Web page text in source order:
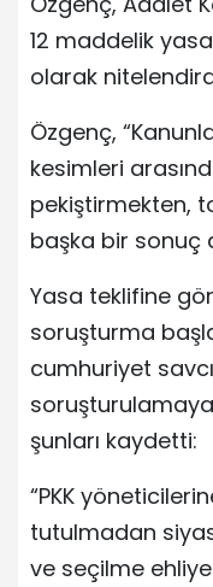
12 maddelik
olarak
Özgenç,
kesimleri
pekiştirmekten,
başka bir sonuç
Yasa teklifine
soruşturma
cumhuriyet
şunları kaydetti:
“PKK
tutulmadan
ve seçilme